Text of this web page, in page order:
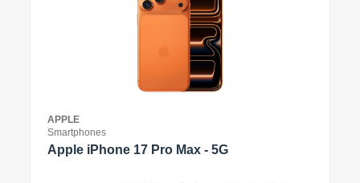
APPLE
Smartphones
Apple iPhone 17 Pro Max - 5G